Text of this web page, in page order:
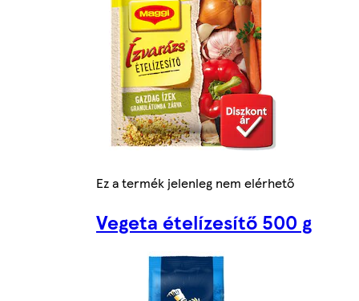
Ez a termék jelenleg nem elérhető
Vegeta ételízesítő 500 g